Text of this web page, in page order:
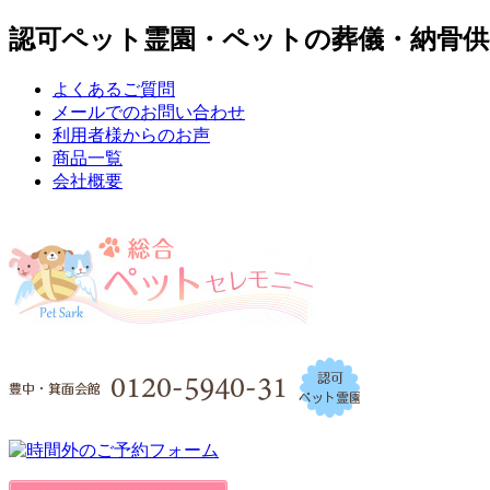
認可ペット霊園・ペットの葬儀・納骨
よくあるご質問
メールでのお問い合わせ
利用者様からのお声
商品一覧
会社概要